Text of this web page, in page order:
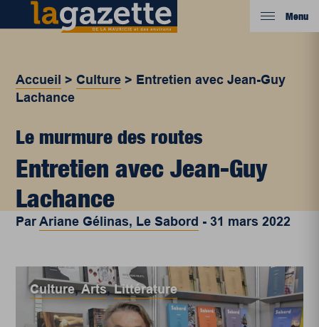
Menu
Accueil > Culture > Entretien avec Jean-Guy
Lachance
Le murmure des routes
Entretien avec Jean-Guy
Lachance
ParAriane Gélinas, Le Sabord -31 mars 2022
Culture,Arts,Littérature